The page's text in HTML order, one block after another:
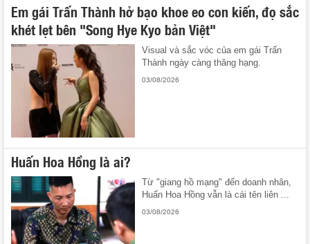
Em gái Trấn Thành hở bạo khoe eo con kiến, đọ sắc
khét lẹt bên "Song Hye Kyo bản Việt"
Visual và sắc vóc của em gái Trấn
Thành ngày càng thăng hạng.
03/08/2026
Huấn Hoa Hồng là ai?
Từ "giang hồ mạng" đến doanh nhân,
Huấn Hoa Hồng vẫn là cái tên liên ...
03/08/2026